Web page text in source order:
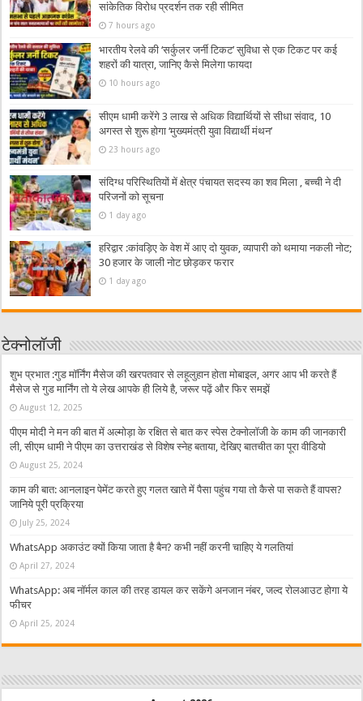
सांकेतिक विरोध प्रदर्शन तक रही सीमित
7 hours ago
भारतीय रेलवे की ‘सर्कुलर जर्नी टिकट’ सुविधा से एक टिकट पर कई
शहरों की यात्रा, जानिए कैसे मिलेगा फायदा
10 hours ago
सीएम धामी करेंगे 3 लाख से अधिक विद्यार्थियों से सीधा संवाद, 10
अगस्त से शुरू होगा ‘मुख्यमंत्री युवा विद्यार्थी मंथन’
23 hours ago
संदिग्ध परिस्थितियों में क्षेत्र पंचायत सदस्य का शव मिला , बच्ची ने दी
परिजनों को सूचना
1 day ago
हरिद्वार :कांवड़िए के वेश में आए दो युवक, व्यापारी को थमाया नकली नोट;
30 हजार के जाली नोट छोड़कर फरार
1 day ago
टेक्नोलॉजी
शुभ प्रभात :गुड मॉर्निंग मैसेज की खरपतवार से लहूलुहान होता मोबाइल, अगर आप भी करते हैं
मैसेज से गुड मार्निंग तो ये लेख आपके ही लिये है, जरूर पढ़ें और फिर समझें
August 12, 2025
पीएम मोदी ने मन की बात में अल्मोड़ा के रक्षित से बात कर स्पेस टेक्नोलॉजी के काम की जानकारी
ली, सीएम धामी ने पीएम का उत्तराखंड से विशेष स्नेह बताया, देखिए बातचीत का पूरा वीडियो
August 25, 2024
काम की बात: आनलाइन पेमेंट करते हुए गलत खाते में पैसा पहुंच गया तो कैसे पा सकते हैं वापस?
जानिये पूरी प्रक्रिया
July 25, 2024
WhatsApp अकाउंट क्यों किया जाता है बैन? कभी नहीं करनी चाहिए ये गलतियां
April 27, 2024
WhatsApp: अब नॉर्मल काल की तरह डायल कर सकेंगे अनजान नंबर, जल्द रोलआउट होगा ये
फीचर
April 25, 2024